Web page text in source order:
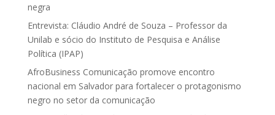
negra
Entrevista: Cláudio André de Souza – Professor da
Unilab e sócio do Instituto de Pesquisa e Análise
Política (IPAP)
AfroBusiness Comunicação promove encontro
nacional em Salvador para fortalecer o protagonismo
negro no setor da comunicação